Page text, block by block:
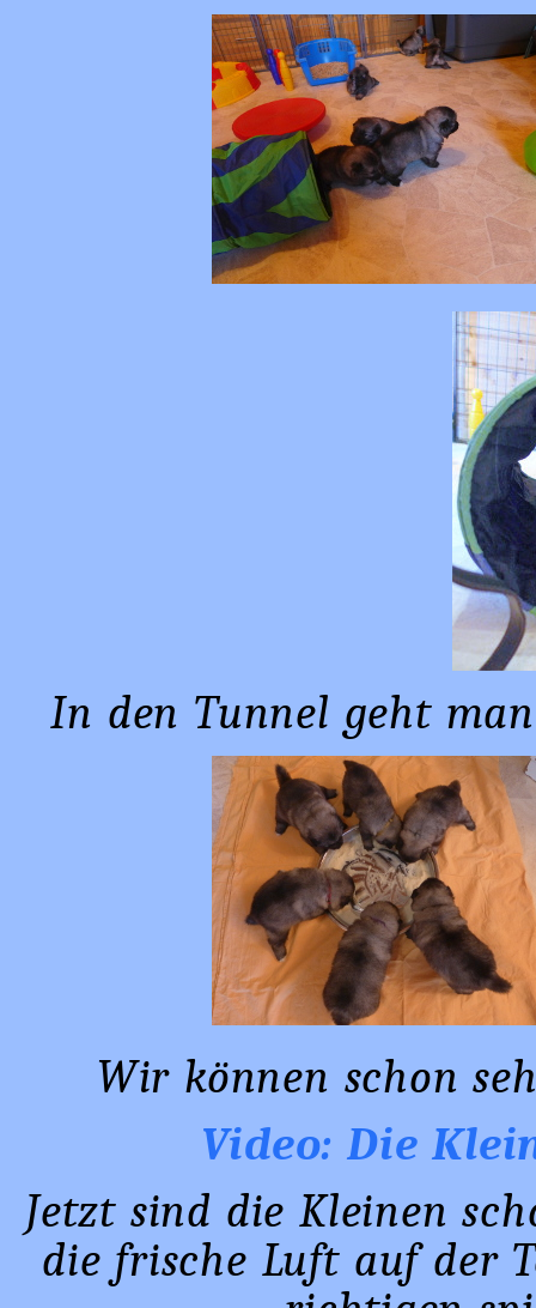
In den Tunnel geht
Wir können schon
Video: Die
Jetzt sind die Kleinen
die frische Luft auf der